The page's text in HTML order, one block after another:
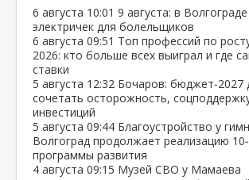
6 августа 10:01 9 августа: в
электричек для болельщиков
6 августа 09:51 Топ профессий по
2026: кто больше всех выиграл и где
ставки
5 августа 12:32 Бочаров: бюджет‑2027
сочетать осторожность,
инвестиций
5 августа 09:44 Благоустройство у
Волгоград продолжает реализацию
программы развития
4 августа 09:15 Музей СВО у Мамаева